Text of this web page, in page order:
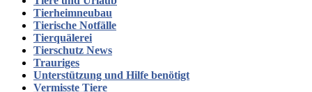
Tierheimneubau
Tierische Notfälle
Tierquälerei
Tierschutz News
Trauriges
Unterstützung und Hilfe benötigt
Vermisste Tiere